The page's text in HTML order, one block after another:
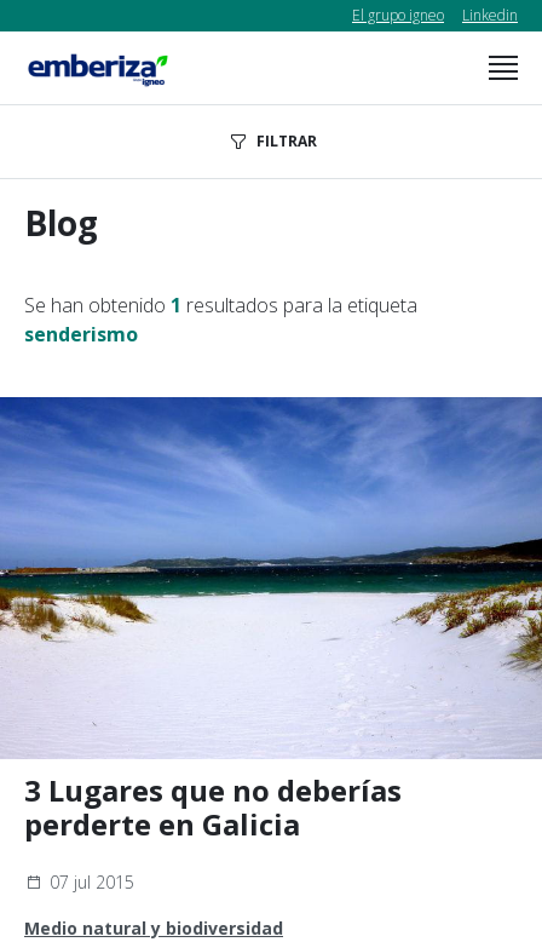
El grupo igneo Linkedin
FILTRAR
Blog
Se han obtenido 1 resultados para la etiqueta
senderismo
3 Lugares que no deberías
perderte en Galicia
07 jul 2015
Medio natural y biodiversidad